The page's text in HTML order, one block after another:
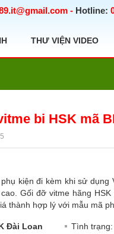
- Hotline:
THƯ VIỆN VIDEO
bi HSK mã
kiện đi kèm khi sử dụng
Gối đỡ vitme hãng
thành hợp lý với mẫu mã
Đài Loan Tình trạng: